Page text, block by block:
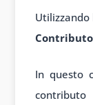
Utilizzando
Contributo
In questo
contributo